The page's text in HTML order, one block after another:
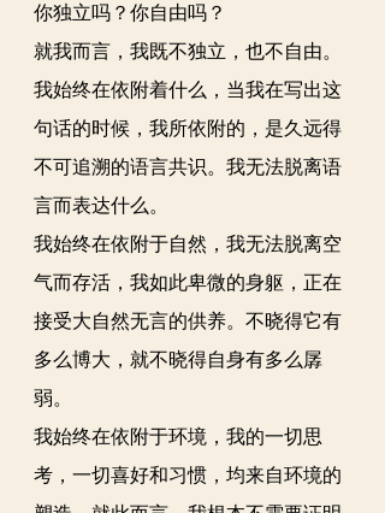
你独立吗？你自由吗？
就我而言，我既不独立，也不自由。
我始终在依附着什么，当我在写出这
句话的时候，我所依附的，是久远得
不可追溯的语言共识。我无法脱离语
言而表达什么。
我始终在依附于自然，我无法脱离空
气而存活，我如此卑微的身躯，正在
接受大自然无言的供养。不晓得它有
多么博大，就不晓得自身有多么孱
弱。
我始终在依附于环境，我的一切思
考，一切喜好和习惯，均来自环境的